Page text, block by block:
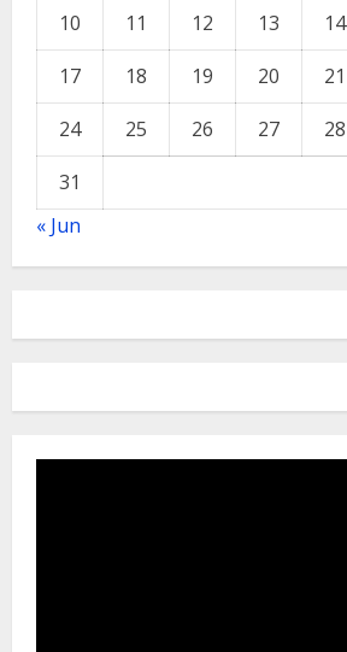
10
11 12 13 14
17
18 19 20 21
24
25 26 27 28
31
« Jun